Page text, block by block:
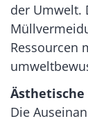
der Umwelt.
Ressourcen
Die